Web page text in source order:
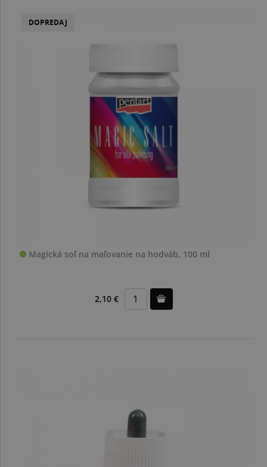
DOPREDAJ
Magická soľ na maľovanie na hodváb, 100 ml
2,10 €